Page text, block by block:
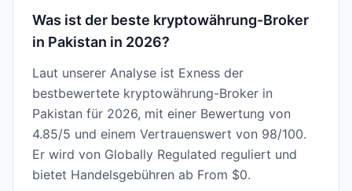
Was ist der beste kryptowährung-Broker
in Pakistan in 2026?
Laut unserer Analyse ist Exness der
bestbewertete kryptowährung-Broker in
Pakistan für 2026, mit einer Bewertung von
4.85/5 und einem Vertrauenswert von 98/100.
Er wird von Globally Regulated reguliert und
bietet Handelsgebühren ab From $0.